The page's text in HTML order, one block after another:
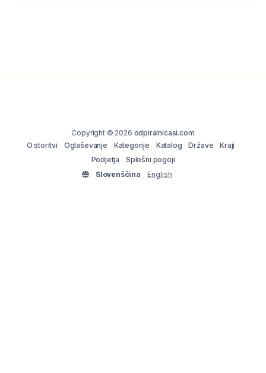
Copyright © 2026 odpiralnicasi.com
O storitvi
Oglaševanje Kategorije Katalog Države
Kraji
Podjetja
Splošni pogoji
Slovenščina
English